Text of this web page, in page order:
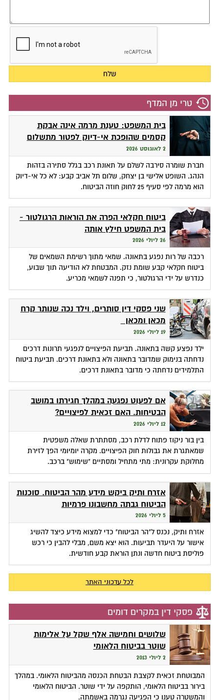
טרי מן המדף
בית המשפט: טענת מרמה אינה אבקת
קסמים שהופכת אי-דיוק לפטור מתשלום
2 לאוגוסט 2026
חברת שומרה סירבה לשלם על תאונת רכב בגלל סתירה בזהות
הנהג. השופט אלישי בן יצחק, שלום תל אביב קבע: לא כל אי-דיוק
הוא מרמה לפי סעיף 25 לחוק חוזה הביטוח.
ביטוח חקלאי הפרה את הוראות הרגולטור -
בית המשפט חילץ אותה
26 ליולי 2026
רכבה של רות נפגע בתאונה. שמאי מתוך רשימת השמאים של
ביטוח חקלאי קבע שומת נזק. המבטחת לא הודיעה תוך שבוע,
כנדרש על ידי הרגולטור, כי תפנה לשמאי מכריע.
שני פסקי דין סותרים, וילד נכה שנותר קרח
מכאן ומכאן
19 ליולי 2026
ילד נפצע קשה בתאונה. תביעת הפיצויים לנפגעי תרונות דרכים
נדחתה בנימוק שמדובר בתאונה ולא בתאונת דרכים. תביעת ביטוח
התלמידים נדחתה כי מדובר בתאונת דרכים.
אם לפעוט נפגעה במהלך חגירתו במושב
הבטיחות. האם זכאית לפיצויים?
12 ליולי 2026
בין בור ניקוז פתוח לדלת רכב, מסתתרת שאלה משפטית
שמאתגרת את גבולות חוק הפיצויים. מקרה יומיומי הפך לזירת
מחלוקת עקרונית: מתי מתחיל ומסתיים "שימוש" ברכב.
אזרח ותיק ביקש מידע מהר הביטוח. סוכנות
הביטוח גבתה מחשבונו פרמיות
5 ליולי 2026
אזרח ותיק, נכנס ל"הר הביטוח" כדי למצוא מידע כיצד להשיג
אישור על היעדר תביעות. הוא יצא משם, מבלי להבין כי רכש
פוליסת ביטוח חדשה ונתן הוראת קבע חודשית.
לכל עדכוני האתר
פסקי דין במקרים דומים
שלושים וחמישה אלף שקל על אלימות
שוטר בביטוח הלאומי
2 ליולי 2013
המבוטחת זכאית לקצבת הבטחת הכנסה מהביטוח הלאומי. במהלך
בירור בביטוח הלאומי, הותקפה על ידי שוטר. הביטוח הלאומי
והמשטרה טענו כי הפגיעה נגרמה באשמתה.